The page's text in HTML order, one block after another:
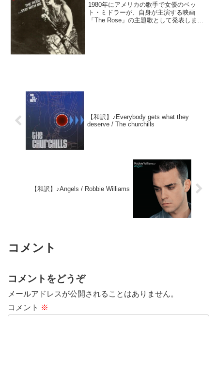
1980年にアメリカの歌手で女優のベッ
ト・ミドラーが、自身が主演する映画
「The Rose」の主題歌として発表しまし
【和訳】♪Everybody gets what they
deserve / The churchills
【和訳】♪Angels / Robbie Williams
コメント
コメントをどうぞ
メールアドレスが公開されることはありません。
コメント ※